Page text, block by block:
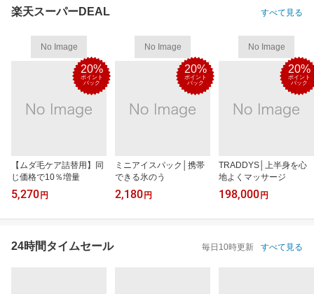
楽天スーパーDEAL すべて見る
No Image
20%
ポイント
バック
【ムダ毛ケア詰替用】同
じ価格で10％増量
5,270 円
No Image
20%
ポイント
バック
ミニアイスパック│携帯
できる氷のう
2,180 円
No Image
20%
ポイント
バック
TRADDYS│上半身を心
地よくマッサージ
198,000 円
24時間タイムセール 毎日10時更新 すべて見る